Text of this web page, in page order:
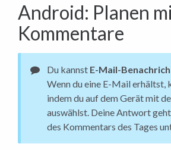
Android: Planen
Kommentare
Du kannst E-Mail-
Wenn du eine E-Mail erhältst,
indem du auf dem Gerät mit
auswählst. Deine Antwort
des Kommentars des Tages